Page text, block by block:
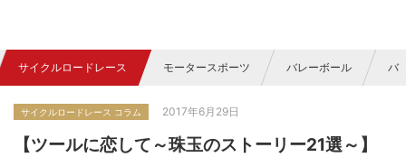
サイクルロードレース モータースポーツ バレーボール バ
サイクルロードレース コラム 2017年6月29日
【ツールに恋して～珠玉のストーリー21選～】